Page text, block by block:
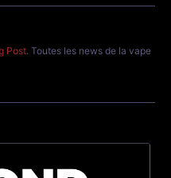
Post. Toutes les news de la vape